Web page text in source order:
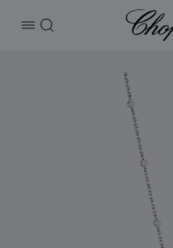
打开菜单
搜索